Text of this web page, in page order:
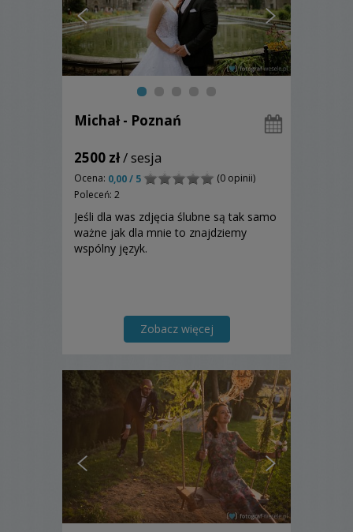
Michał - Poznań
2500 zł/ sesja
Ocena: 0,00 / 5
(0 opinii)
Poleceń: 2
Jeśli dla was zdjęcia ślubne są tak samo
ważne jak dla mnie to znajdziemy
wspólny język.
Zobacz więcej